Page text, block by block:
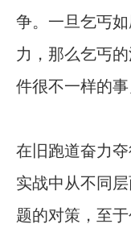
争。一旦乞丐
力，那么乞丐
件很不一样的事
在旧跑道奋力
实战中从不同
题的对策，至